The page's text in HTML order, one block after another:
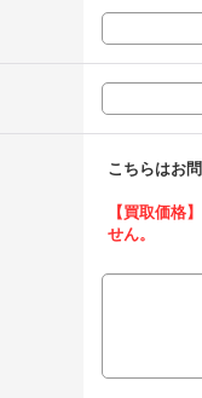
こちらはお
【買取価格
せん。